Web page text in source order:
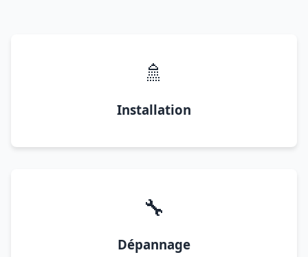
🚿
Installation
🔧
Dépannage